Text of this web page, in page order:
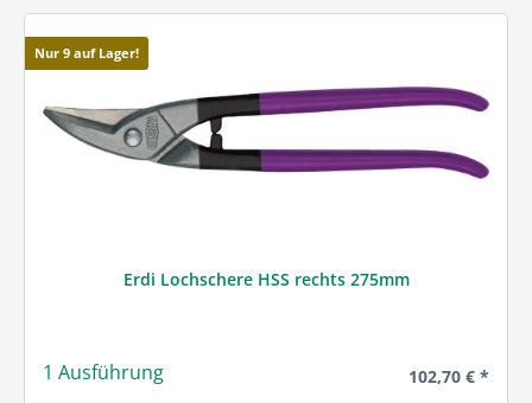
Nur 9 auf Lager!
Erdi Lochschere HSS rechts 275mm
1 Ausführung Regulärer
102,70 € *